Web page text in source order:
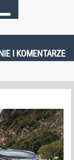
I KOMENTARZE